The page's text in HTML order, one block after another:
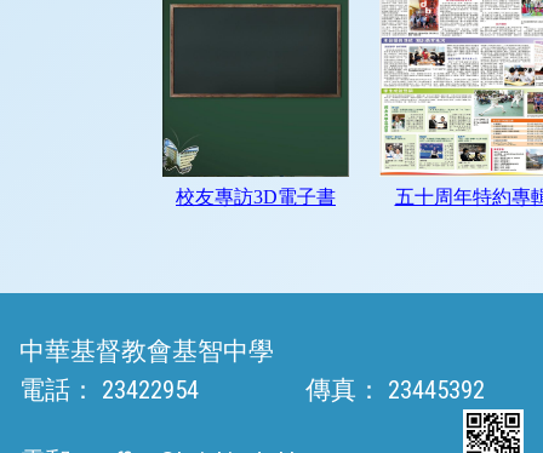
中華基督教會基智中學
電話：
23422954 傳真： 23445392